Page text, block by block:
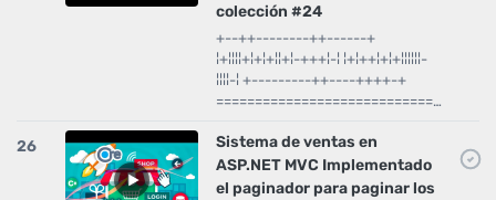
colección #24
+--++--------++------+
¦+¦¦¦¦+¦+¦+¦¦+¦-+++¦-¦ ¦+¦++¦+¦+¦¦¦¦¦¦-
¦¦¦¦-¦ +---------++----++++-+
============================…
26
Sistema de ventas en
ASP.NET MVC Implementado
el paginador para paginar los